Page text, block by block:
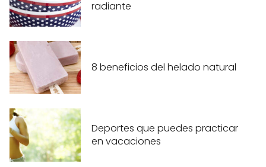
radiante
8 beneficios del helado natural
Deportes que puedes practicar
en vacaciones